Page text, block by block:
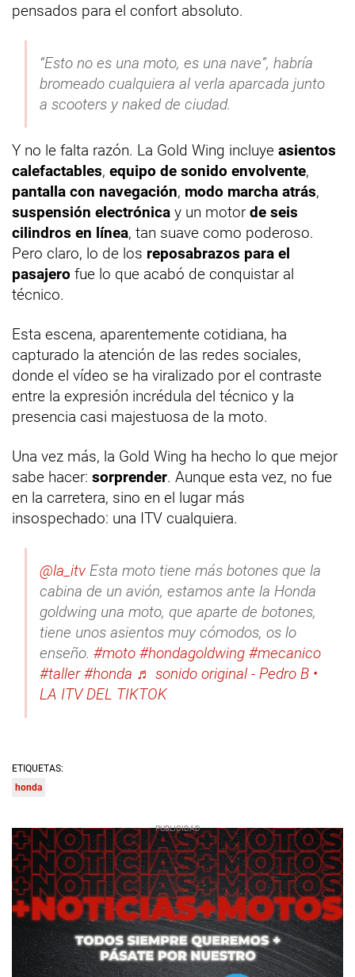
pensados para el confort absoluto.
“Esto no es una moto, es una nave”, habría
bromeado cualquiera al verla aparcada junto
a scooters y naked de ciudad.
Y no le falta razón. La Gold Wing incluye asientos
calefactables, equipo de sonido envolvente,
pantalla con navegación, modo marcha atrás,
suspensión electrónica y un motor de seis
cilindros en línea, tan suave como poderoso.
Pero claro, lo de los reposabrazos para el
pasajero fue lo que acabó de conquistar al
técnico.
Esta escena, aparentemente cotidiana, ha
capturado la atención de las redes sociales,
donde el vídeo se ha viralizado por el contraste
entre la expresión incrédula del técnico y la
presencia casi majestuosa de la moto.
Una vez más, la Gold Wing ha hecho lo que mejor
sabe hacer: sorprender. Aunque esta vez, no fue
en la carretera, sino en el lugar más
insospechado: una ITV cualquiera.
@la_itv Esta moto tiene más botones que la
cabina de un avión, estamos ante la Honda
goldwing una moto, que aparte de botones,
tiene unos asientos muy cómodos, os lo
enseño. #moto #hondagoldwing #mecanico
#taller #honda ♬ sonido original - Pedro B •
LA ITV DEL TIKTOK
ETIQUETAS:
honda